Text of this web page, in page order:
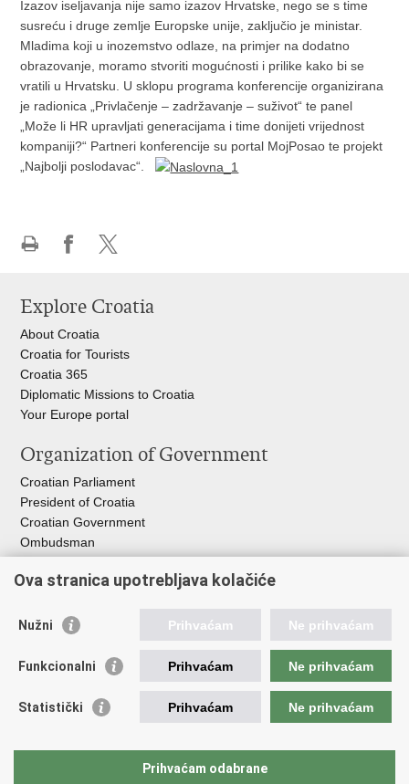
Izazov iseljavanja nije samo izazov Hrvatske, nego se s time
susreću i druge zemlje Europske unije, zaključio je ministar.
Mladima koji u inozemstvo odlaze, na primjer na dodatno
obrazovanje, moramo stvoriti mogućnosti i prilike kako bi se
vratili u Hrvatsku. U sklopu programa konferencije organizirana
je radionica „Privlačenje – zadržavanje – suživot“ te panel
„Može li HR upravljati generacijama i time donijeti vrijednost
kompaniji?“ Partneri konferencije su portal MojPosao te projekt
„Najbolji poslodavac“.
page
Facebook
X
Explore Croatia
About Croatia
Croatia for Tourists
Croatia 365
Diplomatic Missions to Croatia
Your Europe portal​
Organization of Government
Croatian Parliament
President of Croatia
Croatian Government
Ombudsman​
Useful links
ILO
CPII
ZOSI
ESF
Service for Social Partnership
Ova stranica upotrebljava kolačiće
Nužni Prihvaćam Ne prihvaćam
Funkcionalni Prihvaćam Ne prihvaćam
Statistički Prihvaćam Ne prihvaćam
Prihvaćam odabrane